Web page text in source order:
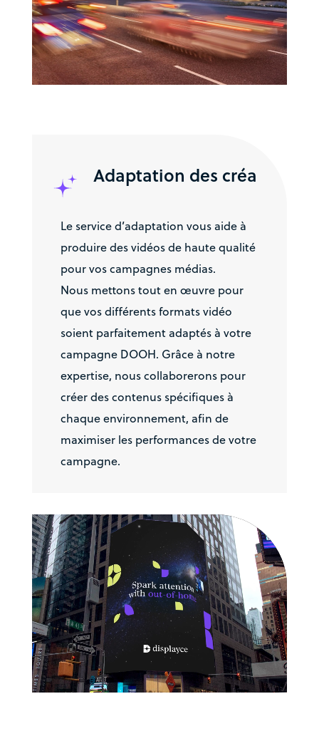
Lecteur
vidéo
Adaptation des créa
Le service d’adaptation vous aide à
produire des vidéos de haute qualité
pour vos campagnes médias.
Nous mettons tout en œuvre pour
que vos différents formats vidéo
soient parfaitement adaptés à votre
campagne DOOH. Grâce à notre
expertise, nous collaborerons pour
créer des contenus spécifiques à
chaque environnement, afin de
maximiser les performances de votre
campagne.